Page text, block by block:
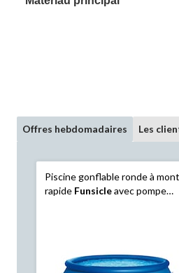
Offres hebdomadaires Les
Piscine gonflable ronde à
rapide Funsicleavec pompe